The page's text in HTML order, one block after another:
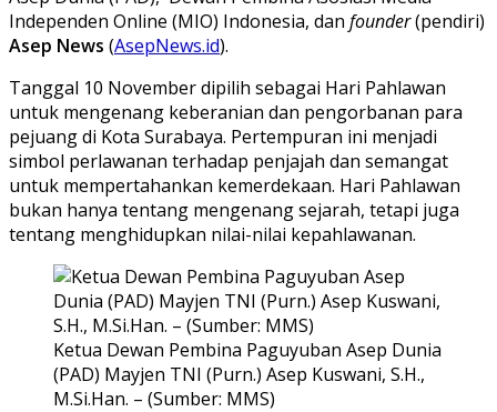
Independen Online (MIO) Indonesia, dan founder(pendiri)
Asep News (AsepNews.id).
Tanggal 10 November dipilih sebagai Hari Pahlawan
untuk mengenang keberanian dan pengorbanan para
pejuang di Kota Surabaya. Pertempuran ini menjadi
simbol perlawanan terhadap penjajah dan semangat
untuk mempertahankan kemerdekaan. Hari Pahlawan
bukan hanya tentang mengenang sejarah, tetapi juga
tentang menghidupkan nilai-nilai kepahlawanan.
Ketua Dewan Pembina Paguyuban Asep Dunia
(PAD) Mayjen TNI (Purn.) Asep Kuswani, S.H.,
M.Si.Han. – (Sumber: MMS)